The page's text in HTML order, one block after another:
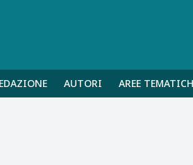
AUTORI AREE